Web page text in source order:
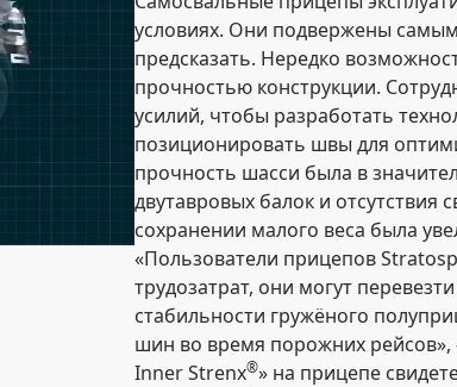
условиях. Они подвержены
предсказать. Нередко
прочностью конструкции.
усилий, чтобы разработать
позиционировать швы для
прочность шасси была в
двутавровых балок и отсутствия
сохранении малого веса была
«Пользователи прицепов
трудозатрат, они могут
стабильности гружёного
шин во время порожних рейсов»,
Inner Strenx®» на прицепе